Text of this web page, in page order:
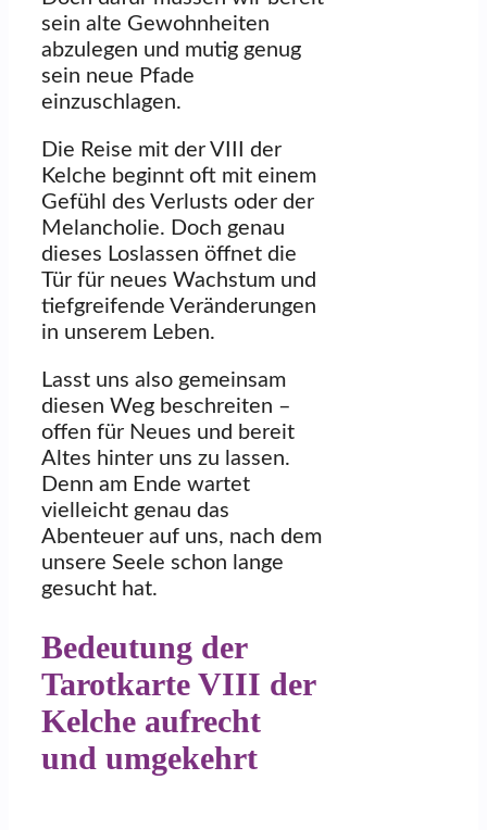
sein alte Gewohnheiten
abzulegen und mutig genug
sein neue Pfade
einzuschlagen.
Die Reise mit der VIII der
Kelche beginnt oft mit einem
Gefühl des Verlusts oder der
Melancholie. Doch genau
dieses Loslassen öffnet die
Tür für neues Wachstum und
tiefgreifende Veränderungen
in unserem Leben.
Lasst uns also gemeinsam
diesen Weg beschreiten –
offen für Neues und bereit
Altes hinter uns zu lassen.
Denn am Ende wartet
vielleicht genau das
Abenteuer auf uns, nach dem
unsere Seele schon lange
gesucht hat.
Bedeutung der
Tarotkarte VIII der
Kelche aufrecht
und umgekehrt